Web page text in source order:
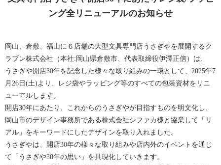
ング全リニューアルのお知らせ
岡山、倉敷、福山に６店舗の大型文具専門店うさぎやを展開するク
ラブン株式会社（本社:岡山県倉敷市、代表取締役伊澤正信）は、
うさぎや開店30年を記念した様々な取り組みの一環として、2025年7
月26日(土)より、レジ袋やラッピング等のすべての包装資材をリニ
ューアルします。
開店30年にあたり、これからのうさぎやが目指すものを明文化し、
岡山市のデザイン事務所である株式会社シファカ様と協業して「リ
アル」をキーワードにしたデザインを取り入れました。
うさぎやは、開店30年の様々な取り組みや店内外のイベントを通じ
て「うさぎや30年の思い」を具現化していきます。